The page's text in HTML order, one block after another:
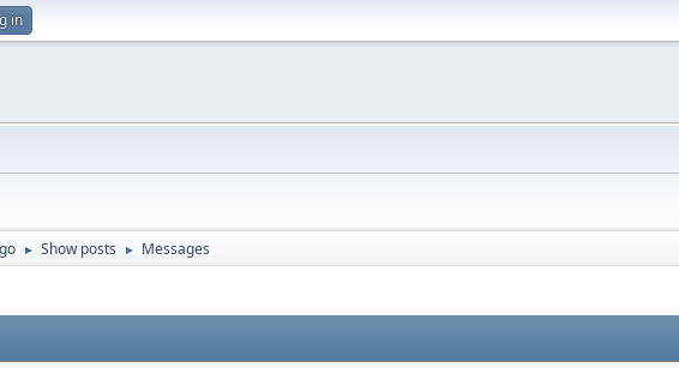
in
► Show posts ► Messages